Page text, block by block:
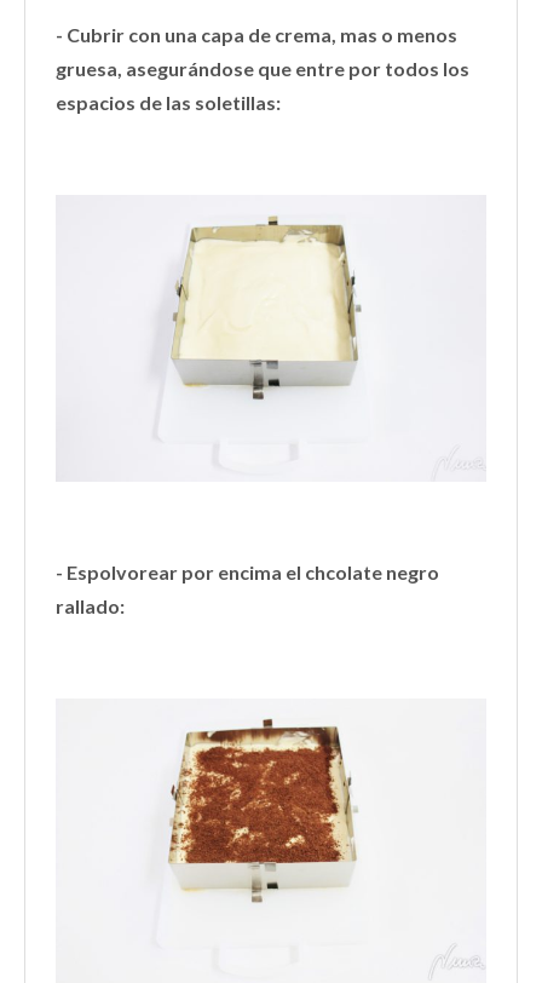
- Cubrir con una capa de crema, mas o menos
gruesa, asegurándose que entre por todos los
espacios de las soletillas:
- Espolvorear por encima el chcolate negro
rallado: